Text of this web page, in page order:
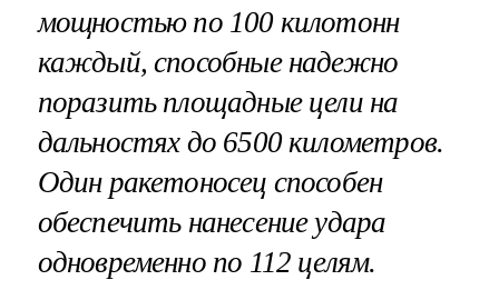
мощностью по 100 килотонн
каждый, способные надежно
поразить площадные цели на
дальностях до 6500 километров.
Один ракетоносец способен
обеспечить нанесение удара
одновременно по 112 целям.